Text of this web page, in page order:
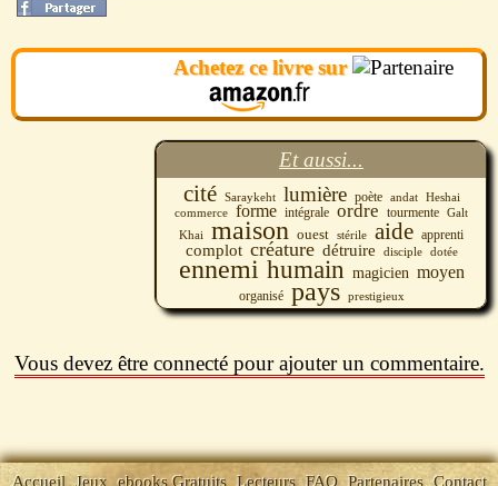
commerce, un complot est organisé. Heshai,
tourmenté par des souvenirs sombres saura-t-il
protéger son andat ? Et acceptera-t-il l’aide de son
apprenti, venu lui aussi de l’ordre prestigieux de ces
poètes magiciens ?
Achetez ce livre sur
Et aussi...
cité Saraykeht lumière poète andat Heshai
commerce forme intégrale ordre tourmente
Galt
Khai
maison ouest stérile aide apprenti
complot créature détruire disciple dotée
ennemi humain magicien moyen
organisé pays prestigieux
Vous devez être connecté pour ajouter un commentaire.
Accueil Jeux ebooks Gratuits Lecteurs FAQ Partenaires Contact